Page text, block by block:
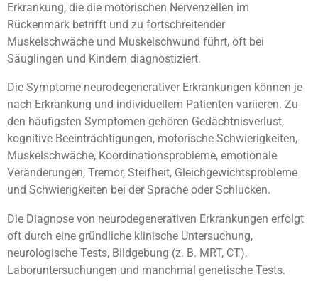
Erkrankung, die die motorischen Nervenzellen im
Rückenmark betrifft und zu fortschreitender
Muskelschwäche und Muskelschwund führt, oft bei
Säuglingen und Kindern diagnostiziert.
Die Symptome neurodegenerativer Erkrankungen können je
nach Erkrankung und individuellem Patienten variieren. Zu
den häufigsten Symptomen gehören Gedächtnisverlust,
kognitive Beeinträchtigungen, motorische Schwierigkeiten,
Muskelschwäche, Koordinationsprobleme, emotionale
Veränderungen, Tremor, Steifheit, Gleichgewichtsprobleme
und Schwierigkeiten bei der Sprache oder Schlucken.
Die Diagnose von neurodegenerativen Erkrankungen erfolgt
oft durch eine gründliche klinische Untersuchung,
neurologische Tests, Bildgebung (z. B. MRT, CT),
Laboruntersuchungen und manchmal genetische Tests.